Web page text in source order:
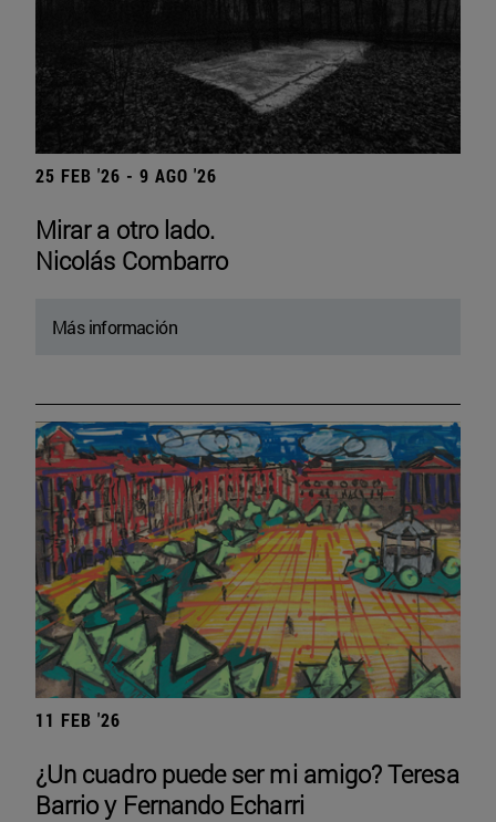
25 FEB '26 - 9 AGO '26
Mirar a otro lado.
Nicolás Combarro
Más información
11 FEB '26
¿Un cuadro puede ser mi amigo? Teresa
Barrio y Fernando Echarri